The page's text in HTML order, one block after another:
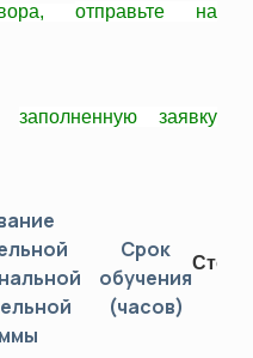
отправьте на
заполненную заявку
Срок
обучения
(часов)